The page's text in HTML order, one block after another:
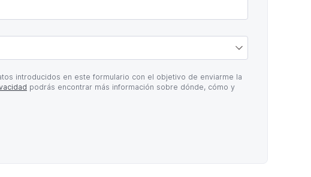
introducidos en este formulario con el objetivo de enviarme la
podrás encontrar más información sobre dónde, cómo y